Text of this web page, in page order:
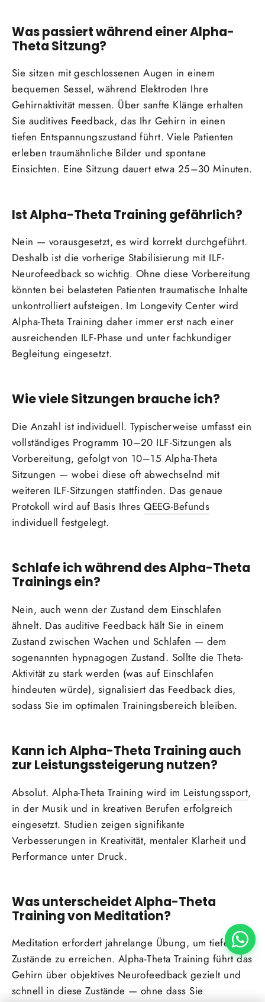
Was passiert während einer Alpha-
Theta Sitzung?
Sie sitzen mit geschlossenen Augen in einem
bequemen Sessel, während Elektroden Ihre
Gehirnaktivität messen. Über sanfte Klänge erhalten
Sie auditives Feedback, das Ihr Gehirn in einen
tiefen Entspannungszustand führt. Viele Patienten
erleben traumähnliche Bilder und spontane
Einsichten. Eine Sitzung dauert etwa 25–30 Minuten.
Ist Alpha-Theta Training gefährlich?
Nein — vorausgesetzt, es wird korrekt durchgeführt.
Deshalb ist die vorherige Stabilisierung mit ILF-
Neurofeedback so wichtig. Ohne diese Vorbereitung
könnten bei belasteten Patienten traumatische Inhalte
unkontrolliert aufsteigen. Im Longevity Center wird
Alpha-Theta Training daher immer erst nach einer
ausreichenden ILF-Phase und unter fachkundiger
Begleitung eingesetzt.
Wie viele Sitzungen brauche ich?
Die Anzahl ist individuell. Typischerweise umfasst ein
vollständiges Programm 10–20 ILF-Sitzungen als
Vorbereitung, gefolgt von 10–15 Alpha-Theta
Sitzungen — wobei diese oft abwechselnd mit
weiteren ILF-Sitzungen stattfinden. Das genaue
Protokoll wird auf Basis IhresQEEG-Befunds
individuell festgelegt.
Schlafe ich während des Alpha-Theta
Trainings ein?
Nein, auch wenn der Zustand dem Einschlafen
ähnelt. Das auditive Feedback hält Sie in einem
Zustand zwischen Wachen und Schlafen — dem
sogenannten hypnagogen Zustand. Sollte die Theta-
Aktivität zu stark werden (was auf Einschlafen
hindeuten würde), signalisiert das Feedback dies,
sodass Sie im optimalen Trainingsbereich bleiben.
Kann ich Alpha-Theta Training auch
zur Leistungssteigerung nutzen?
Absolut. Alpha-Theta Training wird im Leistungssport,
in der Musik und in kreativen Berufen erfolgreich
eingesetzt. Studien zeigen signifikante
Verbesserungen in Kreativität, mentaler Klarheit und
Performance unter Druck.
Was unterscheidet Alpha-Theta
Training von Meditation?
Meditation erfordert jahrelange Übung, um tiefe
Zustände zu erreichen. Alpha-Theta Training führt das
Gehirn über objektives Neurofeedback gezielt und
schnell in diese Zustände — ohne dass Sie